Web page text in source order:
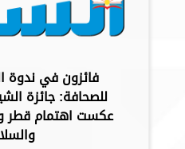
فائزون في ندوة
للصحافة: جائزة
عكست اهتمام قطر